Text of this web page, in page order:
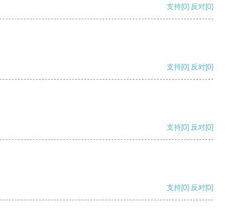
支持[0] 反对[0]
支持[0] 反对[0]
支持[0] 反对[0]
支持[0] 反对[0]